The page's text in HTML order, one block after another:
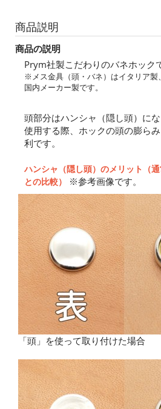
商品説明
商品の説明
Prym社製こだわりのバネホック
※メス金具（頭・バネ）はイタリア製
国内メーカー製です。
頭部分はハンシャ（隠し頭）に
使用する際、ホックの頭の膨ら
利です。
ハンシャ（隠し頭）のメリット（
との比較）
※参考画像です。
「頭」を使って取り付けた場合